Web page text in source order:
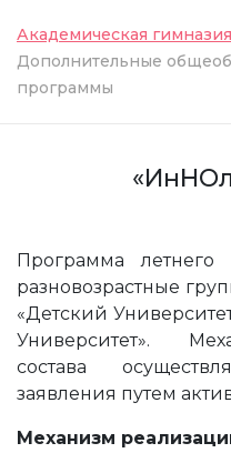
Академическая гимназия
Дополнительные
программы
Программа летнего
разновозрастные
«Детский
Университет».
состава
заявления путем
Механизм